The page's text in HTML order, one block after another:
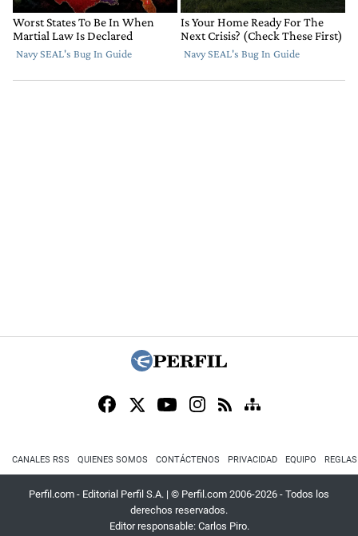
CANALES RSS QUIENES SOMOS CONTÁCTENOS PRIVACIDAD EQUIPO
Perfil.com - Editorial Perfil S.A. | © Perfil.com 2006-2026 - Todos los
derechos reservados.
Editor responsable: Carlos Piro.